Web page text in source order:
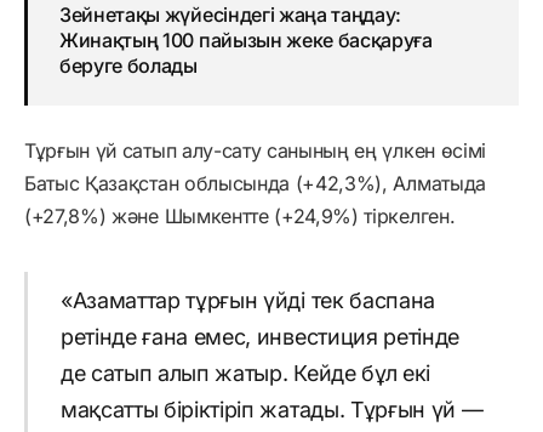
Зейнетақы жүйесіндегі жаңа таңдау:
Жинақтың 100 пайызын жеке басқаруға
беруге болады
Тұрғын үй сатып алу-сату санының ең үлкен өсімі
Батыс Қазақстан облысында (+42,3%), Алматыда
(+27,8%) және Шымкентте (+24,9%) тіркелген.
«Азаматтар тұрғын үйді тек баспана
ретінде ғана емес, инвестиция ретінде
де сатып алып жатыр. Кейде бұл екі
мақсатты біріктіріп жатады. Тұрғын үй —